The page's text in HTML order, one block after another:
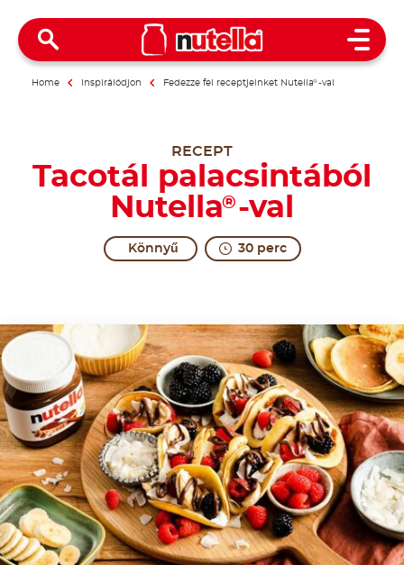
Open
Home Inspirálódjon Fedezze fel receptjeinket Nutella®-val
RECEPT
Tacotál palacsintából
Nutella® -val
Könnyű 30 perc